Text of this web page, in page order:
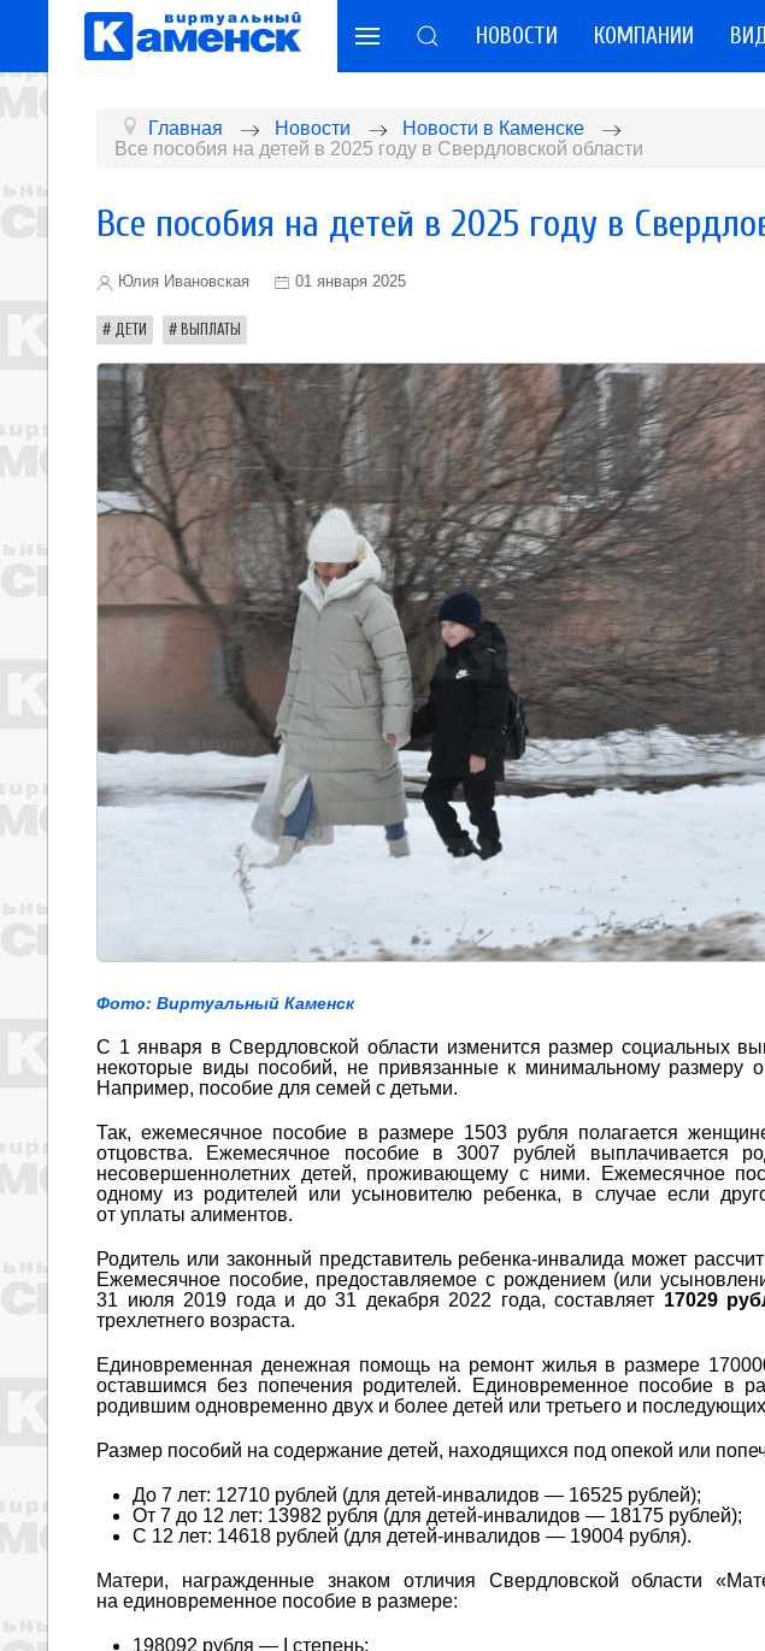
НОВОСТИ КОМПАНИИ
Главная Новости
Новости в Каменске
Все пособия на детей в 2025 году в Свердловской области
Все пособия на детей в 2025 году в
Юлия Ивановская 01 января 2025
ДЕТИ ВЫПЛАТЫ
Фото: Виртуальный Каменск
С 1 января в Свердловской области изменится размер социальных
некоторые виды пособий, не привязанные к минимальному размеру
Например, пособие для семей с детьми.
Так, ежемесячное пособие в размере 1503 рубля полагается
отцовства. Ежемесячное пособие в 3007 рублей выплачивается
несовершеннолетних детей, проживающему с ними. Ежемесячное
одному из родителей или усыновителю ребенка, в случае если
от уплаты алиментов.
Родитель или законный представитель ребенка-инвалида может
Ежемесячное пособие, предоставляемое с рождением (или
31 июля 2019 года и до 31 декабря 2022 года, составляет 17029
трехлетнего возраста.
Единовременная денежная помощь на ремонт жилья в размере
оставшимся без попечения родителей. Единовременное пособие в
родившим одновременно двух и более детей или третьего и
Размер пособий на содержание детей, находящихся под опекой или
До 7 лет: 12710 рублей (для детей-инвалидов — 16525 рублей);
От 7 до 12 лет: 13982 рубля (для детей-инвалидов — 18175 рублей);
С 12 лет: 14618 рублей (для детей-инвалидов — 19004 рубля).
Матери, награжденные знаком отличия Свердловской области
на единовременное пособие в размере:
198092 рубля — I степень;